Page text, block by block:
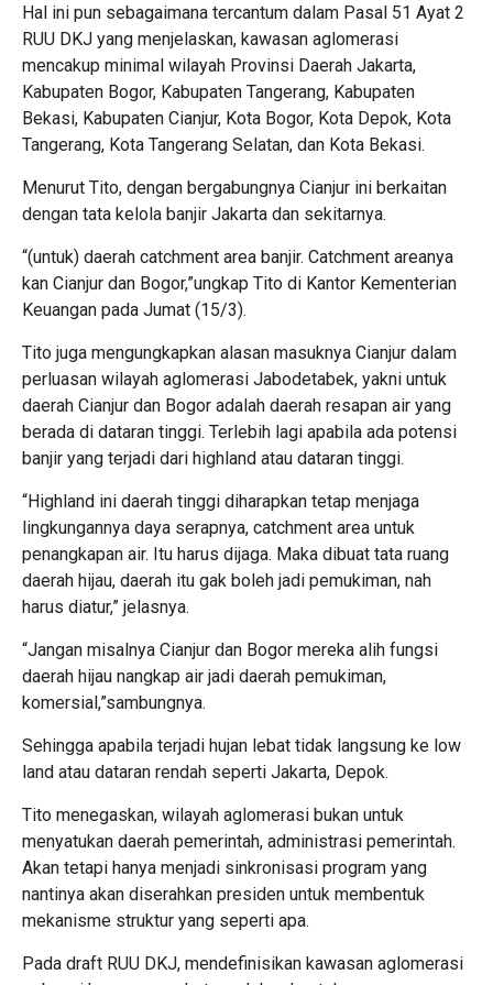
Hal ini pun sebagaimana tercantum dalam Pasal 51 Ayat 2
RUU DKJ yang menjelaskan, kawasan aglomerasi
mencakup minimal wilayah Provinsi Daerah Jakarta,
Kabupaten Bogor, Kabupaten Tangerang, Kabupaten
Bekasi, Kabupaten Cianjur, Kota Bogor, Kota Depok, Kota
Tangerang, Kota Tangerang Selatan, dan Kota Bekasi.
Menurut Tito, dengan bergabungnya Cianjur ini berkaitan
dengan tata kelola banjir Jakarta dan sekitarnya.
“(untuk) daerah catchment area banjir. Catchment areanya
kan Cianjur dan Bogor,”ungkap Tito di Kantor Kementerian
Keuangan pada Jumat (15/3).
Tito juga mengungkapkan alasan masuknya Cianjur dalam
perluasan wilayah aglomerasi Jabodetabek, yakni untuk
daerah Cianjur dan Bogor adalah daerah resapan air yang
berada di dataran tinggi. Terlebih lagi apabila ada potensi
banjir yang terjadi dari highland atau dataran tinggi.
“Highland ini daerah tinggi diharapkan tetap menjaga
lingkungannya daya serapnya, catchment area untuk
penangkapan air. Itu harus dijaga. Maka dibuat tata ruang
daerah hijau, daerah itu gak boleh jadi pemukiman, nah
harus diatur,” jelasnya.
“Jangan misalnya Cianjur dan Bogor mereka alih fungsi
daerah hijau nangkap air jadi daerah pemukiman,
komersial,”sambungnya.
Sehingga apabila terjadi hujan lebat tidak langsung ke low
land atau dataran rendah seperti Jakarta, Depok.
Tito menegaskan, wilayah aglomerasi bukan untuk
menyatukan daerah pemerintah, administrasi pemerintah.
Akan tetapi hanya menjadi sinkronisasi program yang
nantinya akan diserahkan presiden untuk membentuk
mekanisme struktur yang seperti apa.
Pada draft RUU DKJ, mendefinisikan kawasan aglomerasi